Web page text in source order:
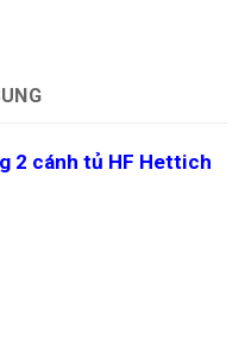
2 cánh tủ HF Hettich